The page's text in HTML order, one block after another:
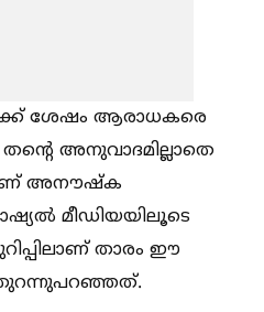
ശേഷം ആരാധകരെ
അനുവാദമില്ലാതെ
അനൗഷ്ക
മീഡിയയിലൂടെ
താരം ഈ
തുറന്നുപറഞ്ഞത്.